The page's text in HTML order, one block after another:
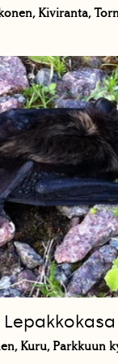
Kiviranta,
Lepakkokasa
Kuru, Parkkuun